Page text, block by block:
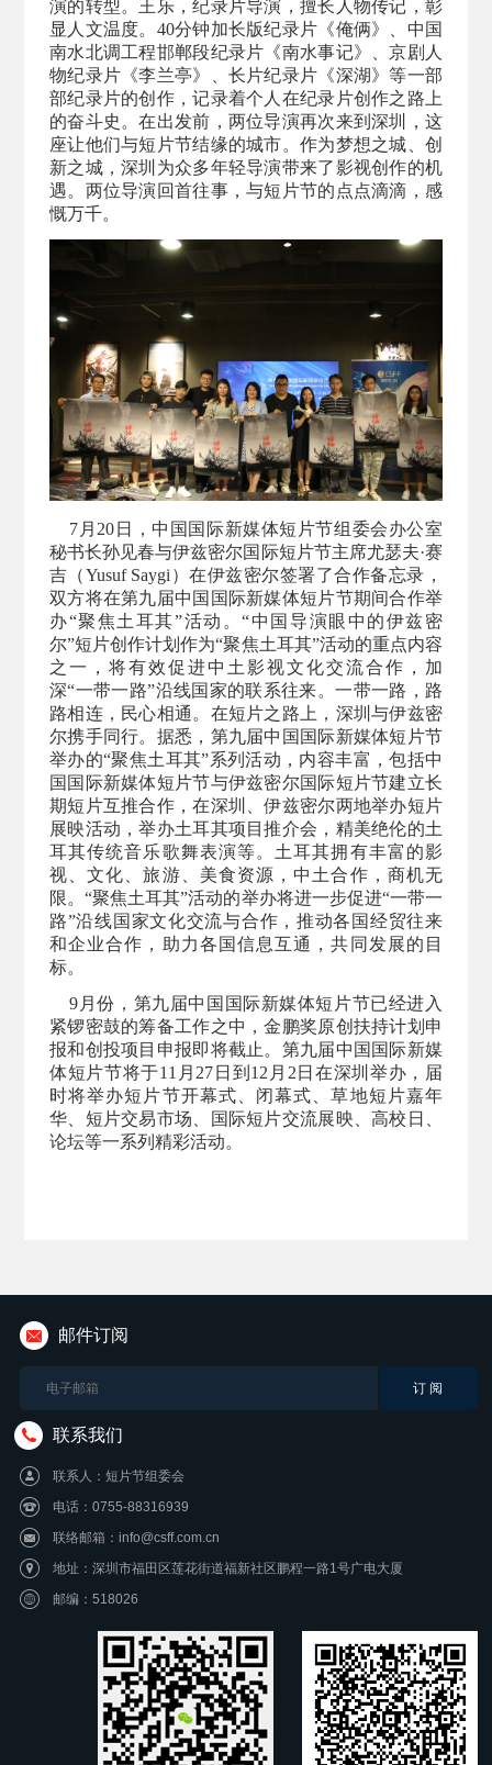
演的转型。王乐，纪录片导演，擅长人物传记，彰
显人文温度。40分钟加长版纪录片《俺俩》、中国
南水北调工程邯郸段纪录片《南水事记》、京剧人
物纪录片《李兰亭》、长片纪录片《深湖》等一部
部纪录片的创作，记录着个人在纪录片创作之路上
的奋斗史。在出发前，两位导演再次来到深圳，这
座让他们与短片节结缘的城市。作为梦想之城、创
新之城，深圳为众多年轻导演带来了影视创作的机
遇。两位导演回首往事，与短片节的点点滴滴，感
慨万千。
7月20日，中国国际新媒体短片节组委会办公室
秘书长孙见春与伊兹密尔国际短片节主席尤瑟夫·赛
吉（Yusuf Saygi）在伊兹密尔签署了合作备忘录，
双方将在第九届中国国际新媒体短片节期间合作举
办“聚焦土耳其”活动。“中国导演眼中的伊兹密
尔”短片创作计划作为“聚焦土耳其”活动的重点内容
之一，将有效促进中土影视文化交流合作，加
深“一带一路”沿线国家的联系往来。一带一路，路
路相连，民心相通。在短片之路上，深圳与伊兹密
尔携手同行。据悉，第九届中国国际新媒体短片节
举办的“聚焦土耳其”系列活动，内容丰富，包括中
国国际新媒体短片节与伊兹密尔国际短片节建立长
期短片互推合作，在深圳、伊兹密尔两地举办短片
展映活动，举办土耳其项目推介会，精美绝伦的土
耳其传统音乐歌舞表演等。土耳其拥有丰富的影
视、文化、旅游、美食资源，中土合作，商机无
限。“聚焦土耳其”活动的举办将进一步促进“一带一
路”沿线国家文化交流与合作，推动各国经贸往来
和企业合作，助力各国信息互通，共同发展的目
标。
9月份，第九届中国国际新媒体短片节已经进入
紧锣密鼓的筹备工作之中，金鹏奖原创扶持计划申
报和创投项目申报即将截止。第九届中国国际新媒
体短片节将于11月27日到12月2日在深圳举办，届
时将举办短片节开幕式、闭幕式、草地短片嘉年
华、短片交易市场、国际短片交流展映、高校日、
论坛等一系列精彩活动。
邮件订阅
联系我们
联系人：短片节组委会
电话：0755-88316939
联络邮箱：info@csff.com.cn
地址：深圳市福田区莲花街道福新社区鹏程一路1号广电大厦
邮编：518026